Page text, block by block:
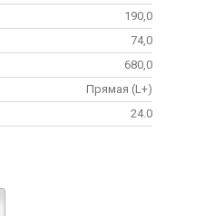
190,0
74,0
680,0
Прямая (L+)
24.0